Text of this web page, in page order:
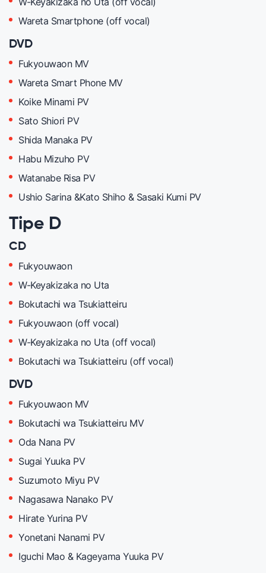
Wareta Smartphone (off vocal)
DVD
Fukyouwaon MV
Wareta Smart Phone MV
Koike Minami PV
Sato Shiori PV
Shida Manaka PV
Habu Mizuho PV
Watanabe Risa PV
Ushio Sarina &Kato Shiho & Sasaki Kumi PV
Tipe D
CD
Fukyouwaon
W-Keyakizaka no Uta
Bokutachi wa Tsukiatteiru
Fukyouwaon (off vocal)
W-Keyakizaka no Uta (off vocal)
Bokutachi wa Tsukiatteiru (off vocal)
DVD
Fukyouwaon MV
Bokutachi wa Tsukiatteiru MV
Oda Nana PV
Sugai Yuuka PV
Suzumoto Miyu PV
Nagasawa Nanako PV
Hirate Yurina PV
Yonetani Nanami PV
Iguchi Mao & Kageyama Yuuka PV